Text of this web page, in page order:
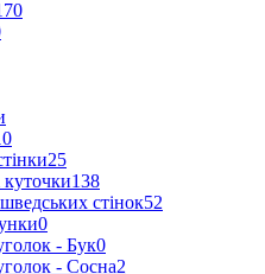
25
куточки138
стінок52
0
- Бук0
- Сосна2